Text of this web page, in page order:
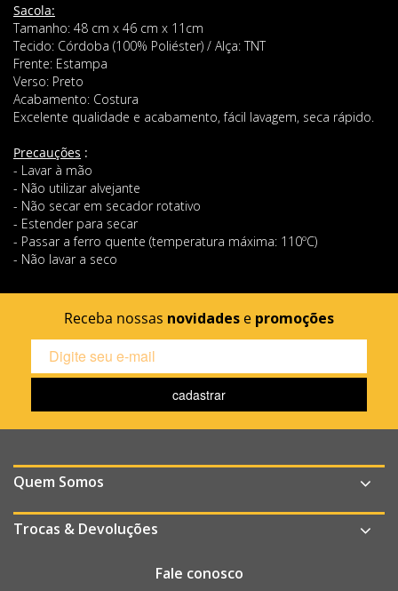
Sacola:
Tamanho: 48 cm x 46 cm x 11cm
Tecido: Córdoba (100% Poliéster) / Alça: TNT
Frente: Estampa
Verso: Preto
Acabamento: Costura
Excelente qualidade e acabamento, fácil lavagem, seca rápido.
Precauções :
- Lavar à mão
- Não utilizar alvejante
- Não secar em secador rotativo
- Estender para secar
- Passar a ferro quente (temperatura máxima: 110ºC)
- Não lavar a seco
Receba nossas novidades e promoções
Quem Somos
Trocas & Devoluções
Fale conosco